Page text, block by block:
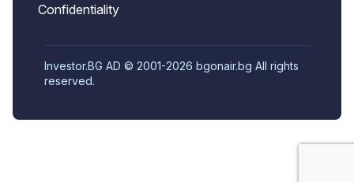
Confidentiality
Investor.BG AD © 2001-2026 bgonair.bg All rights
reserved.